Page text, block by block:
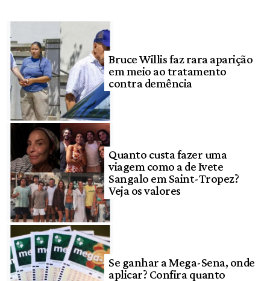
Bruce Willis faz rara aparição
em meio ao tratamento
contra demência
Quanto custa fazer uma
viagem como a de Ivete
Sangalo em Saint-Tropez?
Veja os valores
Se ganhar a Mega-Sena, onde
aplicar? Confira quanto